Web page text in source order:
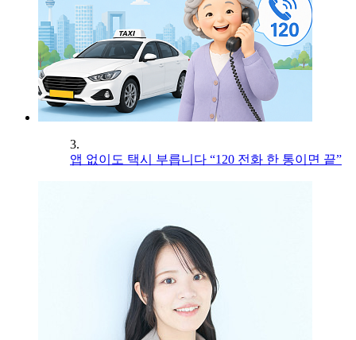
3.
앱 없이도 택시 부릅니다 “120 전화 한 통이면 끝”